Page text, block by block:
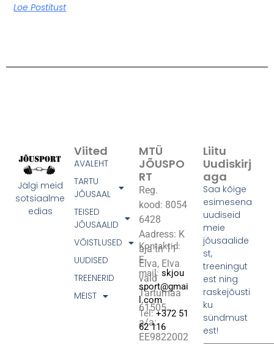
Loe Postitust
Jälgi meid
sotsiaalme
edias
MTÜ
JÕUSPO
RT
Reg.
kood: 8054
6428
Aadress: K
aja tn 11
Elva, Elva
vald
Tartumaa
61505
a/a:
EE9822002
Kontaktid:
E-
mail: skjou
sport@gmai
l.com
Tel:+372 51
62 116
Viited
AVALEHT
TARTU
JÕUSAAL
TEISED
JÕUSAALID
VÕISTLUSED
UUDISED
TREENERID
MEIST
Liitu
Uudiskirj
Aga
Saa kõige
esimesena
uudiseid
meie
jõusaalide
st,
treeningut
est ning
raskejõusti
ku
sündmust
est!